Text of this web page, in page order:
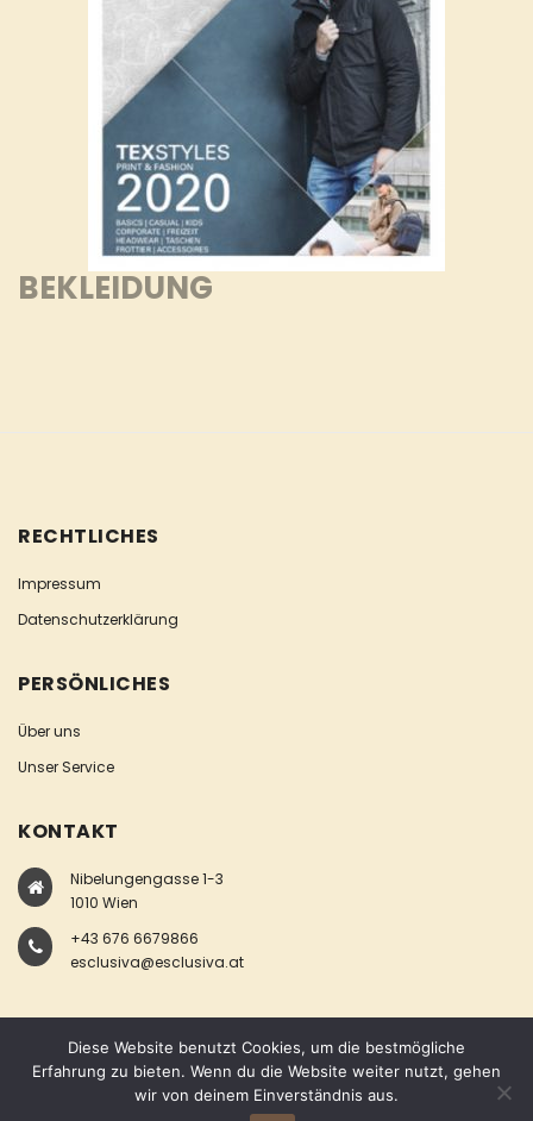
BEKLEIDUNG
RECHTLICHES
Impressum
Datenschutzerklärung
PERSÖNLICHES
Über uns
Unser Service
KONTAKT
Nibelungengasse 1-3
1010 Wien
+43 676 6679866
esclusiva@esclusiva.at
COPYRIGHT © ESCLUSIVA
Diese Website benutzt Cookies, um die bestmögliche
Erfahrung zu bieten. Wenn du die Website weiter nutzt, gehen
wir von deinem Einverständnis aus.